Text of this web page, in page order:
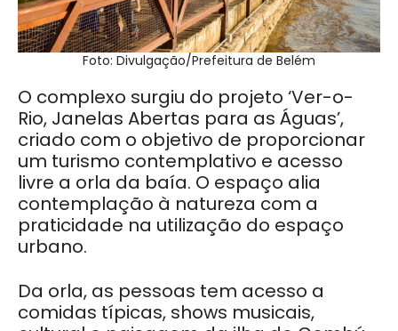
Foto: Divulgação/Prefeitura de Belém
O complexo surgiu do projeto ‘Ver-o-
Rio, Janelas Abertas para as Águas’,
criado com o objetivo de proporcionar
um turismo contemplativo e acesso
livre a orla da baía. O espaço alia
contemplação à natureza com a
praticidade na utilização do espaço
urbano.
Da orla, as pessoas tem acesso a
comidas típicas, shows musicais,